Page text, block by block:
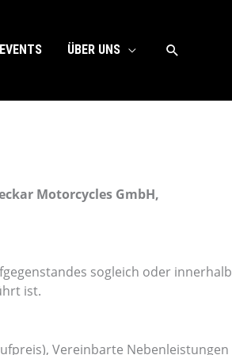
EVENTS ÜBER UNS Suchen
Motorcycles GmbH,
sogleich oder innerhalb
ist.
Vereinbarte Nebenleistungen